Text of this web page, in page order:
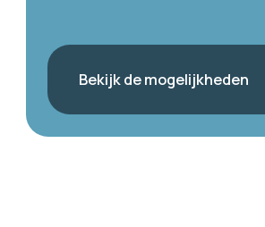
Bekijk de mogelijkheden